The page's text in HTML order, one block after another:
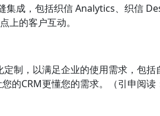
集成，包括织信 Analytics、织信
上的客户互动。
制，以满足企业的使用需求，包
的CRM更懂您的需求。（引申阅读